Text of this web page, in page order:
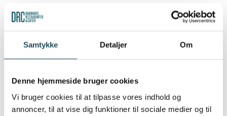
Samtykke Detaljer Om
Denne hjemmeside bruger cookies
Vi bruger cookies til at tilpasse vores indhold og
annoncer, til at vise dig funktioner til sociale medier og til
erhvervsdrivende i nattelivet udfordres. Forløbet
vidner om en praksis, der risikerer at svække
tilliden til myndighederne og skade de ansvarlige
Vi opfordrer til eftertanke og handling
Det er nødvendigt med mere balancerede rammer
– hvor små fejl ikke fører til uforholdsmæssigt